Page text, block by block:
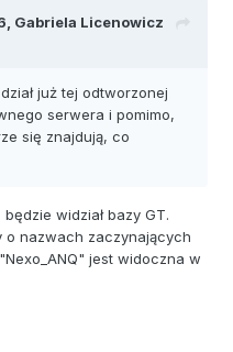
Gabriela Licenowicz
już tej odtworzonej
serwera i pomimo,
się znajdują, co
widział bazy GT.
o nazwach zaczynających
jest widoczna w